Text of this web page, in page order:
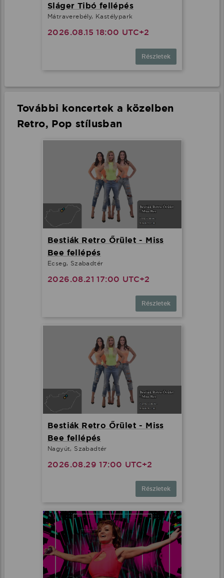
Sláger Tibó fellépés
Mátraverebély, Kastélypark
2026.08.15 18:00 UTC+2
Részletek
További koncertek a közelben
Retro, Pop stílusban
Bestiák Retro Őrület - Miss
Bee fellépés
Ecseg, Szabadtér
2026.08.21 17:00 UTC+2
Részletek
Bestiák Retro Őrület - Miss
Bee fellépés
Nagyút, Szabadtér
2026.08.29 17:00 UTC+2
Részletek